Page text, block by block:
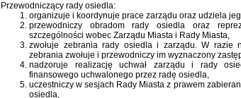
Przewodniczący rady osiedla:
organizuje i koordynuje prace zarządu oraz udziela
przewodniczy obradom rady osiedla oraz
szczególności wobec Zarządu Miasta i Rady Miasta,
zwołuje zebrania rady osiedla i zarządu. W razie
zebrania zwołuje i przewodniczy im wyznaczony
nadzoruje realizację uchwał zarządu i rady
finansowego uchwalonego przez radę osiedla,
uczestniczy w sesjach Rady Miasta z prawem
osiedla,